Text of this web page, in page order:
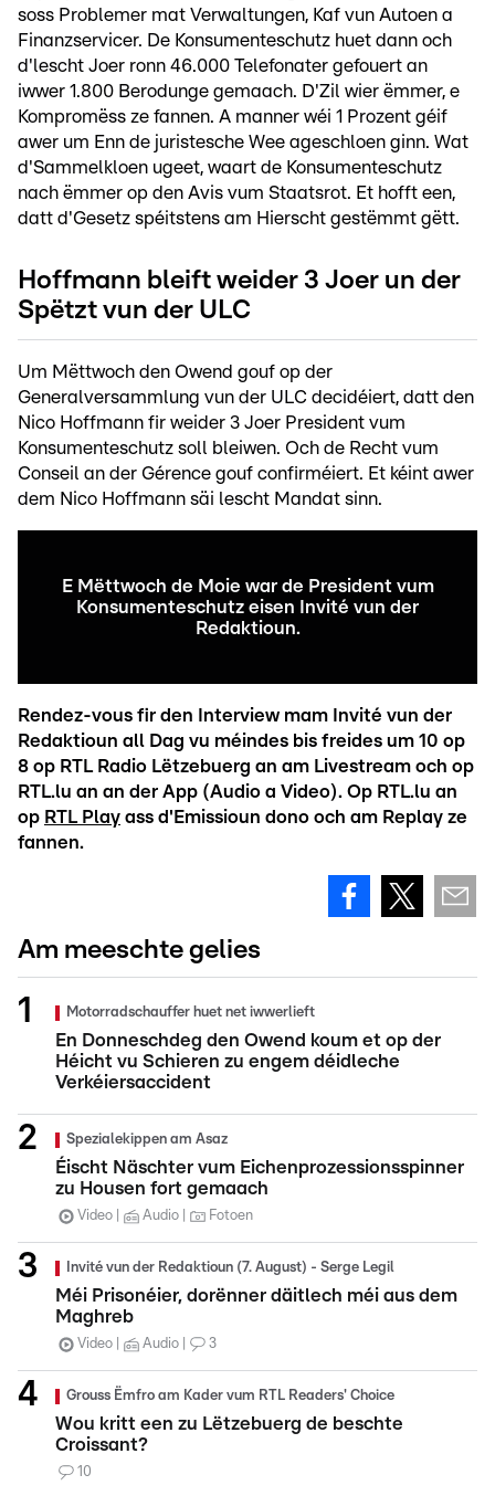
soss Problemer mat Verwaltungen, Kaf vun Autoen a
Finanzservicer. De Konsumenteschutz huet dann och
d'lescht Joer ronn 46.000 Telefonater gefouert an
iwwer 1.800 Berodunge gemaach. D'Zil wier ëmmer, e
Kompromëss ze fannen. A manner wéi 1 Prozent géif
awer um Enn de juristesche Wee ageschloen ginn. Wat
d'Sammelkloen ugeet, waart de Konsumenteschutz
nach ëmmer op den Avis vum Staatsrot. Et hofft een,
datt d'Gesetz spéitstens am Hierscht gestëmmt gëtt.
Hoffmann bleift weider 3 Joer un der
Spëtzt vun der ULC
Um Mëttwoch den Owend gouf op der
Generalversammlung vun der ULC decidéiert, datt den
Nico Hoffmann fir weider 3 Joer President vum
Konsumenteschutz soll bleiwen. Och de Recht vum
Conseil an der Gérence gouf confirméiert. Et kéint awer
dem Nico Hoffmann säi lescht Mandat sinn.
E Mëttwoch de Moie war de President vum
Konsumenteschutz eisen Invité vun der
Redaktioun.
Rendez-vous fir den Interview mam Invité vun der
Redaktioun all Dag vu méindes bis freides um 10 op
8 op RTL Radio Lëtzebuerg an am Livestream och op
RTL.lu an an der App (Audio a Video). Op RTL.lu an
op RTL Play ass d'Emissioun dono och am Replay ze
fannen.
Am meeschte gelies
Motorradschauffer huet net iwwerlieft
En Donneschdeg den Owend koum et op der
Héicht vu Schieren zu engem déidleche
Verkéiersaccident
Spezialekippen am Asaz
Éischt Näschter vum Eichenprozessionsspinner
zu Housen fort gemaach
Video Audio Fotoen
Invité vun der Redaktioun (7. August) - Serge Legil
Méi Prisonéier, dorënner däitlech méi aus dem
Maghreb
Video Audio 3
Grouss Ëmfro am Kader vum RTL Readers' Choice
Wou kritt een zu Lëtzebuerg de beschte
Croissant?
10